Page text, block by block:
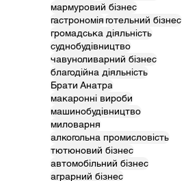
мармуровий бізнес
гастрономіяготельний бізнес
громадська діяльність
суднобудівництво
чавуноливарний бізнес
благодійна діяльність
Брати Анатра
макаронні вироби
машинобудівництво
миловарня
алкогольна промисловість
тютюновий бізнес
автомобільний бізнес
аграрний бізнес